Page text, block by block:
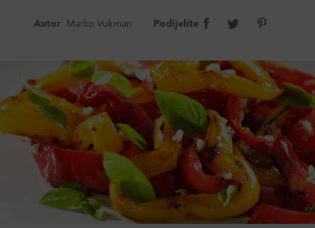
Autor Marko Vukman Podijelite